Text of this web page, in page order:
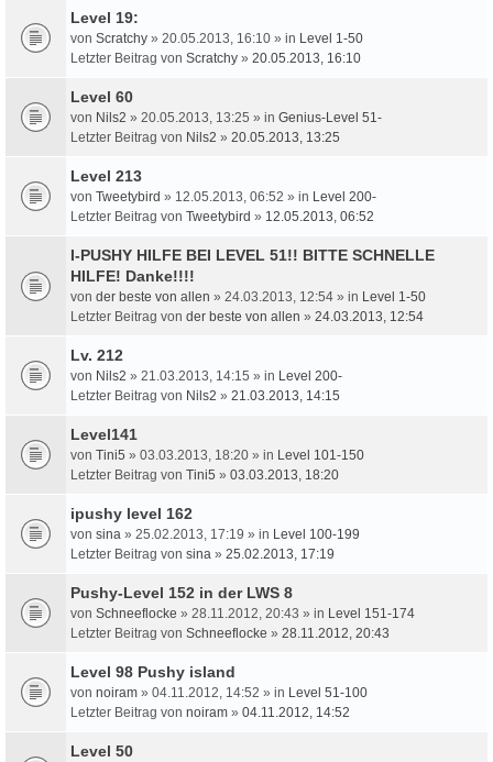
Level 19:
von Scratchy » 20.05.2013, 16:10 » in Level 1-50
Letzter Beitrag von Scratchy » 20.05.2013, 16:10
Level 60
von Nils2 » 20.05.2013, 13:25 » in Genius-Level 51-
Letzter Beitrag von Nils2 » 20.05.2013, 13:25
Level 213
von Tweetybird » 12.05.2013, 06:52 » in Level 200-
Letzter Beitrag von Tweetybird » 12.05.2013, 06:52
I-PUSHY HILFE BEI LEVEL 51!! BITTE SCHNELLE
HILFE! Danke!!!!
von der beste von allen » 24.03.2013, 12:54 » in Level 1-50
Letzter Beitrag von der beste von allen » 24.03.2013, 12:54
Lv. 212
von Nils2 » 21.03.2013, 14:15 » in Level 200-
Letzter Beitrag von Nils2 » 21.03.2013, 14:15
Level141
von Tini5 » 03.03.2013, 18:20 » in Level 101-150
Letzter Beitrag von Tini5 » 03.03.2013, 18:20
ipushy level 162
von sina » 25.02.2013, 17:19 » in Level 100-199
Letzter Beitrag von sina » 25.02.2013, 17:19
Pushy-Level 152 in der LWS 8
von Schneeflocke » 28.11.2012, 20:43 » in Level 151-174
Letzter Beitrag von Schneeflocke » 28.11.2012, 20:43
Level 98 Pushy island
von noiram » 04.11.2012, 14:52 » in Level 51-100
Letzter Beitrag von noiram » 04.11.2012, 14:52
Level 50